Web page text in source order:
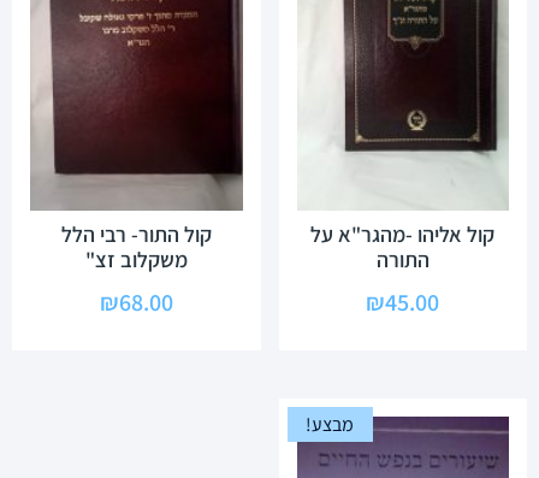
קול אליהו -מהגר"א על
התורה
₪45.00
קול התור- רבי הלל
משקלוב זצ"
₪68.00
מבצע!